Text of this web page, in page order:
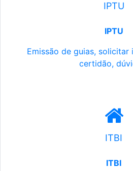
IPTU
IPTU
Emissão de guias, solicitar
certidão,
ITBI
ITBI